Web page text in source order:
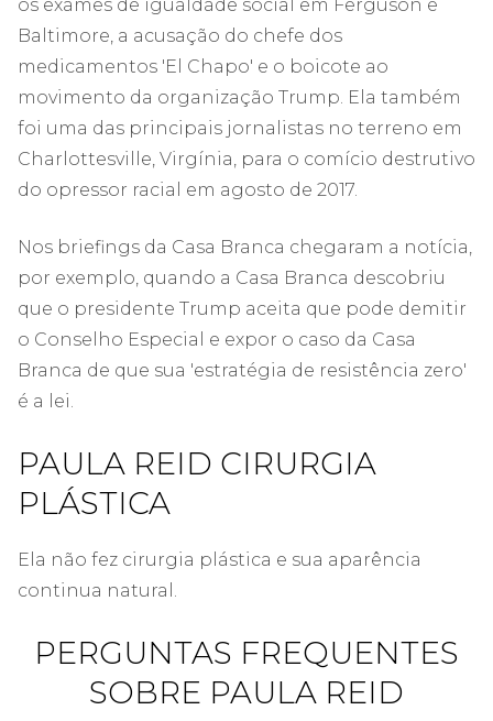
os exames de igualdade social em Ferguson e
Baltimore, a acusação do chefe dos
medicamentos 'El Chapo' e o boicote ao
movimento da organização Trump. Ela também
foi uma das principais jornalistas no terreno em
Charlottesville, Virgínia, para o comício destrutivo
do opressor racial em agosto de 2017.
Nos briefings da Casa Branca chegaram a notícia,
por exemplo, quando a Casa Branca descobriu
que o presidente Trump aceita que pode demitir
o Conselho Especial e expor o caso da Casa
Branca de que sua 'estratégia de resistência zero'
é a lei.
PAULA REID CIRURGIA
PLÁSTICA
Ela não fez cirurgia plástica e sua aparência
continua natural.
PERGUNTAS FREQUENTES
SOBRE PAULA REID